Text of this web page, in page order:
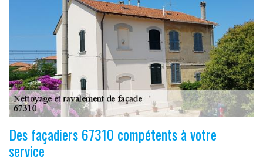
Des façadiers 67310 compétents à votre
service